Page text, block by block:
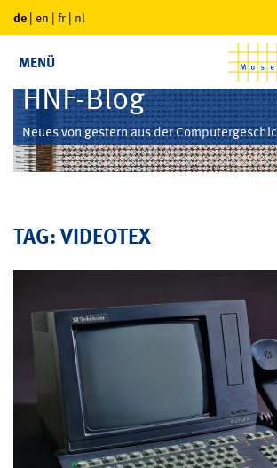
de | en | fr | nl
MENÜ
HNF-Blog
Neues von gestern aus der
TAG: VIDEOTEX